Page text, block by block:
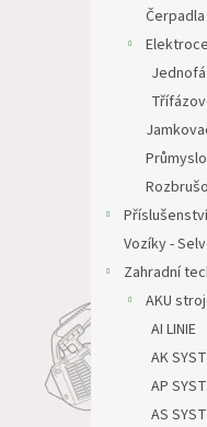
Čerpadla
Vozíky -
Zahradní
AKU
AI LINIE
AK
AP
AS